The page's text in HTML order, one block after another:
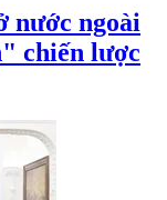
nước ngoài
chiến lược